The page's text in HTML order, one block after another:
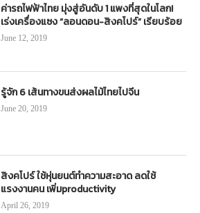
ค่ารถไฟฟ้าไทย มุ่งสู่อันดับ 1 แพงที่สุดในโลก!
เร่งเครื่องแซง “ลอนดอน-สิงคโปร์” เรียบร้อย
June 12, 2019
รู้จัก 6 เส้นทางขนส่งผลไม้ไทยไปจีน
June 20, 2019
สิงคโปร์ ใช้หุ่นยนต์ทำความสะอาด ลดใช้
แรงงานคน เพิ่มproductivity
April 26, 2019